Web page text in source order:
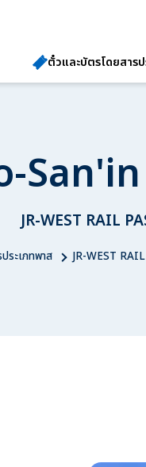
ตั๋วและบัตรโดยสาร
JR-WEST RAIL
ระเภทพาส JR-WEST